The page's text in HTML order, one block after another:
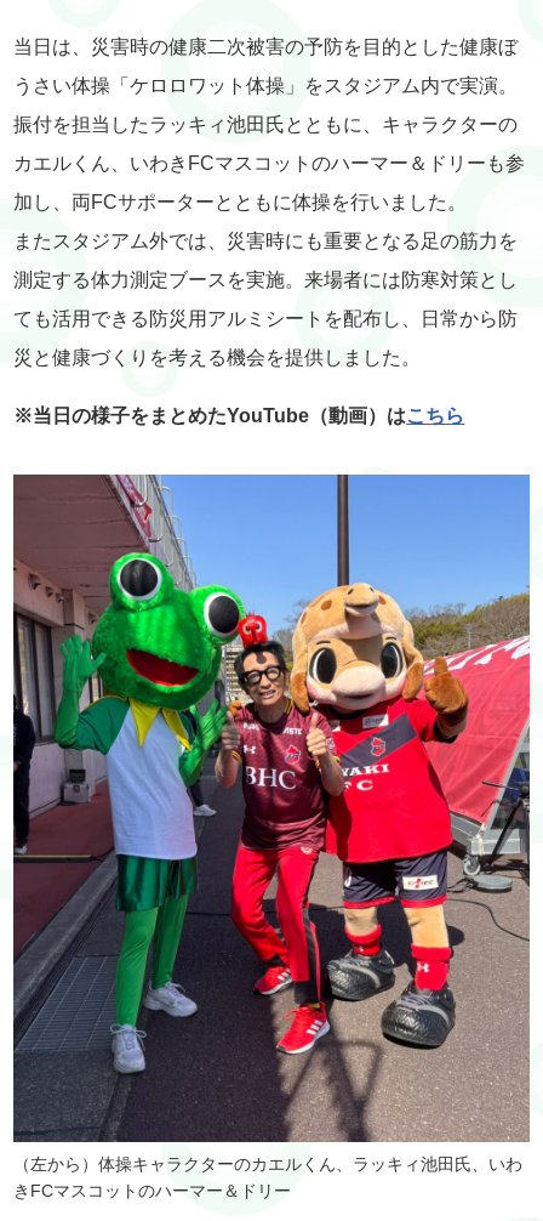
当日は、災害時の健康二次被害の予防を目的とした健康ぼ
うさい体操「ケロロワット体操」をスタジアム内で実演。
振付を担当したラッキィ池田氏とともに、キャラクターの
カエルくん、いわきFCマスコットのハーマー＆ドリーも参
加し、両FCサポーターとともに体操を行いました。
またスタジアム外では、災害時にも重要となる足の筋力を
測定する体力測定ブースを実施。来場者には防寒対策とし
ても活用できる防災用アルミシートを配布し、日常から防
災と健康づくりを考える機会を提供しました。
※当日の様子をまとめたYouTube（動画）はこちら
（左から）体操キャラクターのカエルくん、ラッキィ池田氏、いわ
きFCマスコットのハーマー＆ドリー